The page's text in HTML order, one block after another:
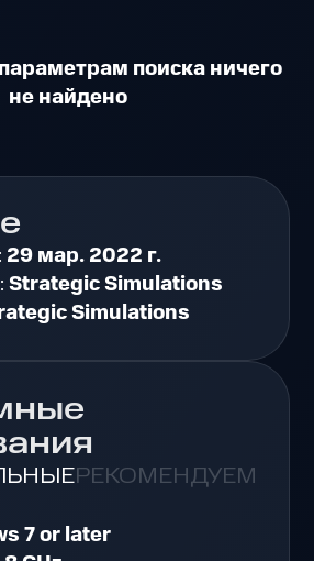
поиска ничего
не найдено
29 мар. 2022 г.
Strategic Simulations
Simulations
РЕКОМЕНДУЕМЫЕ
7 or later